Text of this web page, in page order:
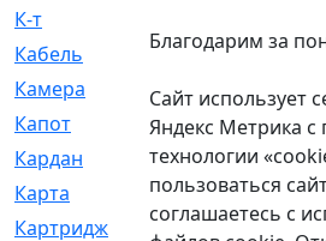
К-т
Кабель
[50]
Камера
[4]
Капот
[144]
Кардан
[131]
Карта
[2]
Картридж
[250]
Благодарим за
Сайт использует
Яндекс Метрика
технологии
пользоваться
соглашаетесь с